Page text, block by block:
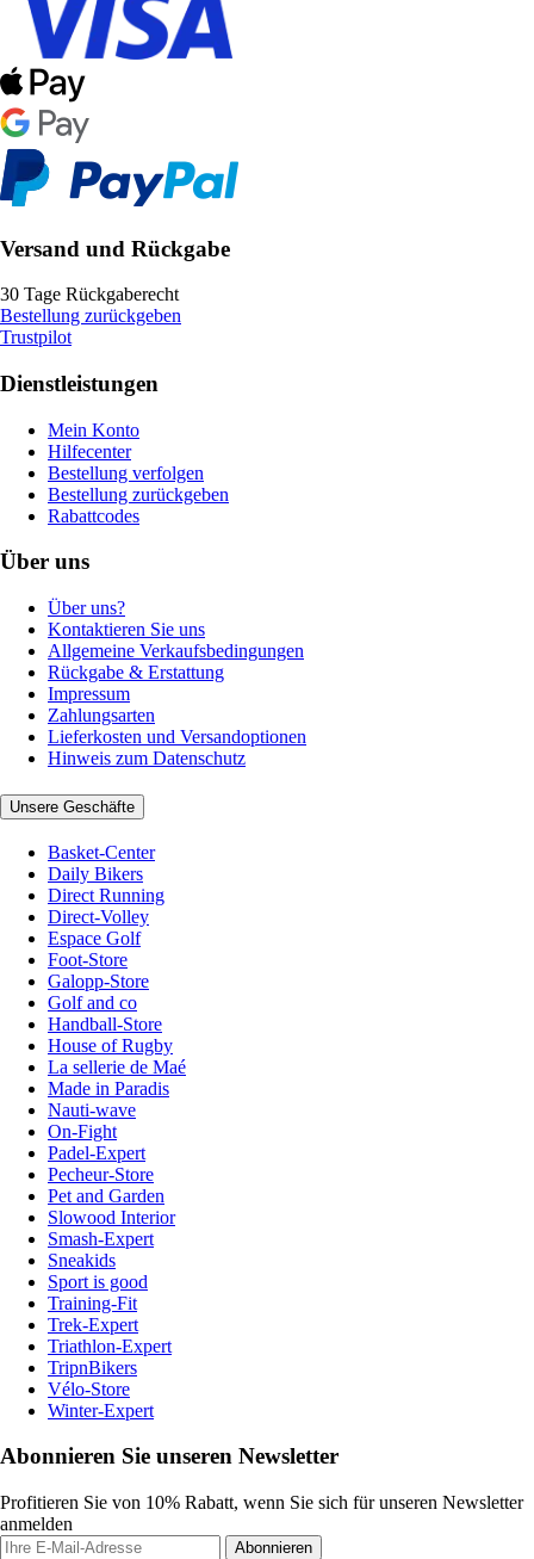
Versand und Rückgabe
30 Tage Rückgaberecht
Bestellung zurückgeben
Trustpilot
Dienstleistungen
Mein Konto
Hilfecenter
Bestellung verfolgen
Bestellung zurückgeben
Rabattcodes
Über uns
Über uns?
Kontaktieren Sie uns
Allgemeine Verkaufsbedingungen
Rückgabe & Erstattung
Impressum
Zahlungsarten
Lieferkosten und Versandoptionen
Hinweis zum Datenschutz
Unsere Geschäfte
Basket-Center
Daily Bikers
Direct Running
Direct-Volley
Espace Golf
Foot-Store
Galopp-Store
Golf and co
Handball-Store
House of Rugby
La sellerie de Maé
Made in Paradis
Nauti-wave
On-Fight
Padel-Expert
Pecheur-Store
Pet and Garden
Slowood Interior
Smash-Expert
Sneakids
Sport is good
Training-Fit
Trek-Expert
Triathlon-Expert
TripnBikers
Vélo-Store
Winter-Expert
Abonnieren Sie unseren Newsletter
Profitieren Sie von 10% Rabatt, wenn Sie sich für unseren Newsletter
anmelden
Abonnieren